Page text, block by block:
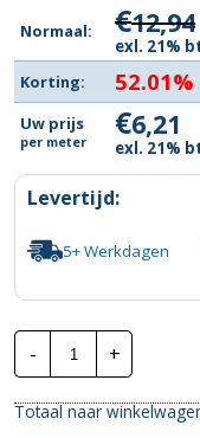
Normaal: €12,94
exl. 21%
Korting:
52.01%
Uw prijs
per meter €6,21
exl. 21%
Levertijd:
5+ Werkdagen
-
Nexans
Lineax
H07RN-
|
+
Totaal naar